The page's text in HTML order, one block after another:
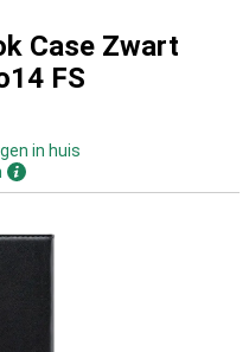
Case Zwart
FS
in huis